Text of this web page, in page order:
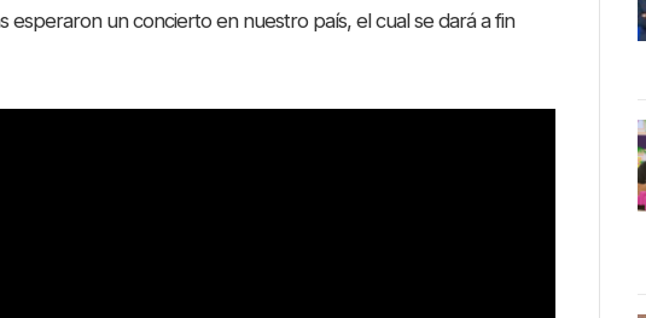
esperaron un concierto en nuestro país, el cual se dará a fin